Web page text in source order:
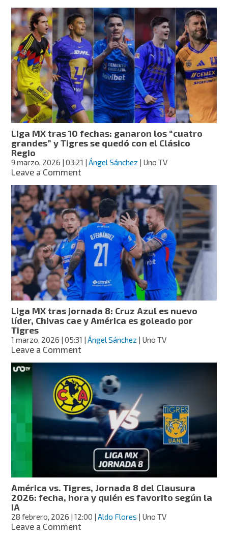
seis
empates
en
la
jornada
11,
Cruz
Azul
se
mantuvo
como
líder;
América
volvió
ganar
Liga MX tras 10 fechas: ganaron los “cuatro
grandes” y Tigres se quedó con el Clásico
Regio
9 marzo, 2026 | 03:21 |Ángel Sánchez | Uno TV
Leave a Commenton
MX
tras
10
fechas:
ganaron
los
“cuatro
grandes”
Tigres
se
quedó
con
el
Clásico
Regio
Liga MX tras jornada 8: Cruz Azul es nuevo
líder, Chivas cae y América es goleado por
Tigres
1 marzo, 2026 | 05:31 |Ángel Sánchez | Uno TV
Leave a Commenton
tras
jornada
8:
Cruz
Azul
nuevo
líder,
Chivas
cae
y
América
es
goleado
por
América vs. Tigres, Jornada 8 del Clausura
2026: fecha, hora y quién es favorito según la
IA
28 febrero, 2026 | 12:00 |Aldo Flores | Uno TV
Leave a Commenton